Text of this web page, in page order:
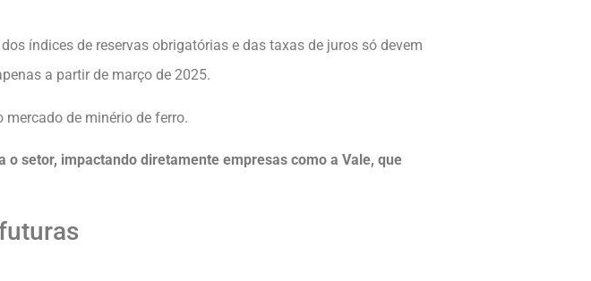
índices de reservas obrigatórias e das taxas de juros só devem
a partir de março de 2025.
de minério de ferro.
setor, impactando diretamente empresas como a Vale, que